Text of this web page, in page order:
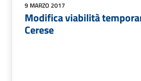
9 MARZO 2017
Modifica viabilità
Cerese